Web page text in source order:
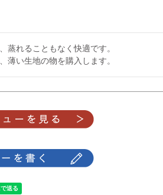
蒸れることもなく快適です。
薄い生地の物を購入します。